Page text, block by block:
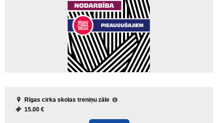
Rīgas cirka skolas treniņu zāle
15.00 €